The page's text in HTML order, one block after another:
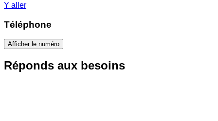
Y aller
Téléphone
Afficher le numéro
Réponds aux besoins